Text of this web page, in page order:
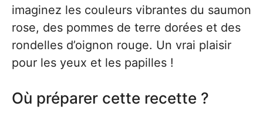
imaginez les couleurs vibrantes du saumon
rose, des pommes de terre dorées et des
rondelles d’oignon rouge. Un vrai plaisir
pour les yeux et les papilles !
Où préparer cette recette ?